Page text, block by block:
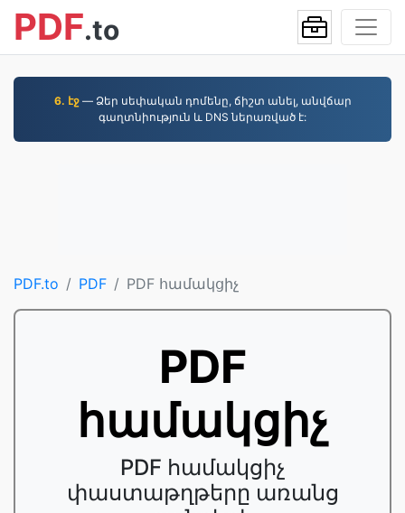
PDF.to
6. էջ— Ձեր սեփական դոմենը, ճիշտ անել, անվճար
գաղտնիություն և DNS ներառված է:
PDF.to PDF PDF համակցիչ
PDF
համակցիչ
PDF համակցիչ
փաստաթղթերը առանց